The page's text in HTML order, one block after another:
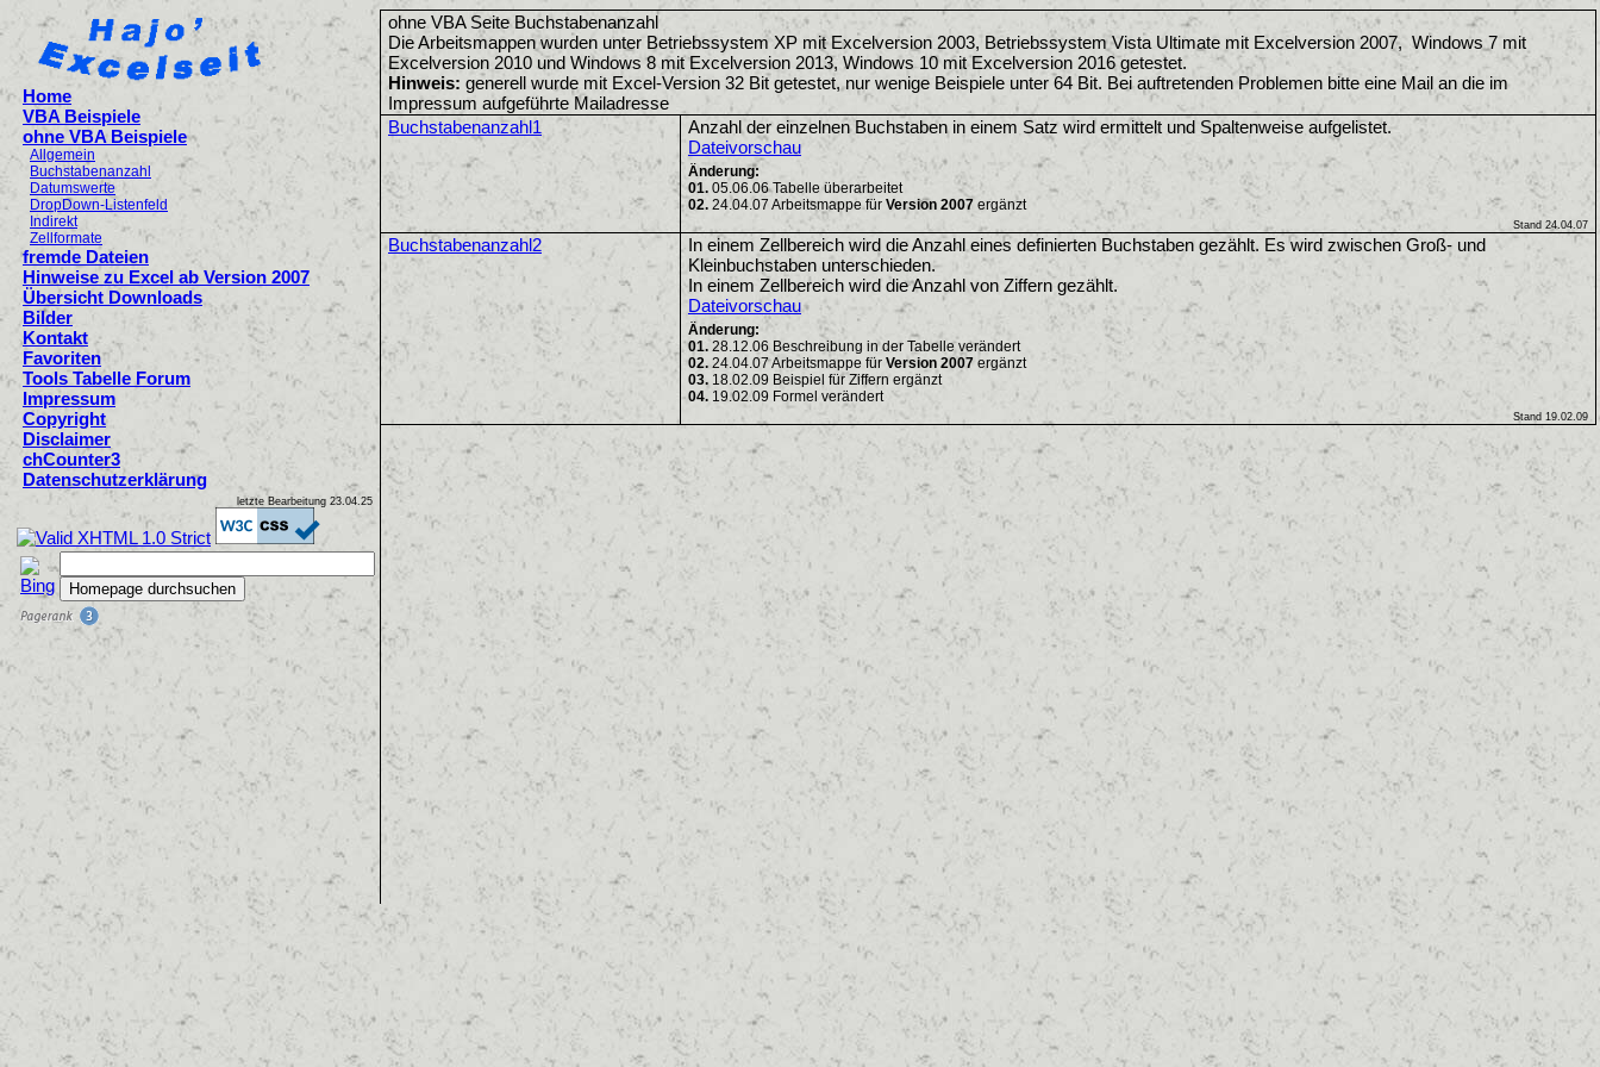
Home
VBA Beispiele
ohne VBA Beispiele
Allgemein
Buchstabenanzahl
Datumswerte
DropDown-Listenfeld
Indirekt
Zellformate
fremde Dateien
Hinweise zu Excel ab Version 2007
Übersicht Downloads
Bilder
Kontakt
Favoriten
Tools Tabelle Forum
Impressum
Copyright
Disclaimer
chCounter3
Datenschutzerklärung
letzte Bearbeitung 23.04.25
ohne VBA Seite Buchstabenanzahl
Die Arbeitsmappen wurden unter Betriebssystem XP mit Excelversion 2003, Betriebssystem Vista Ultimate mit Excelversion 2007, Windows 7 mit
Excelversion 2010 und Windows 8 mit Excelversion 2013, Windows 10 mit Excelversion 2016 getestet.
Hinweis: generell wurde mit Excel-Version 32 Bit getestet, nur wenige Beispiele unter 64 Bit. Bei auftretenden Problemen bitte eine Mail an die im
Impressum aufgeführte Mailadresse
Buchstabenanzahl1
Anzahl der einzelnen Buchstaben in einem Satz wird ermittelt und Spaltenweise aufgelistet.
Dateivorschau
Änderung:
01. 05.06.06 Tabelle überarbeitet
02. 24.04.07 Arbeitsmappe für Version 2007 ergänzt
Stand 24.04.07
Buchstabenanzahl2
In einem Zellbereich wird die Anzahl eines definierten Buchstaben gezählt. Es wird zwischen Groß- und
Kleinbuchstaben unterschieden.
In einem Zellbereich wird die Anzahl von Ziffern gezählt.
Dateivorschau
Änderung:
01. 28.12.06 Beschreibung in der Tabelle verändert
02. 24.04.07 Arbeitsmappe für Version 2007 ergänzt
03. 18.02.09 Beispiel für Ziffern ergänzt
04. 19.02.09 Formel verändert
Stand 19.02.09